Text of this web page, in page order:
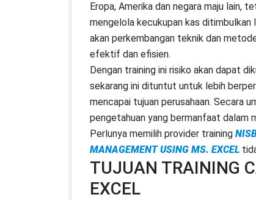
Eropa, Amerika dan negara maju lain,
mengelola kecukupan kas ditimbulkan
akan perkembangan teknik dan
efektif dan efisien.
Dengan training ini risiko akan dapat
sekarang ini dituntut untuk lebih
mencapai tujuan perusahaan. Secara
pengetahuan yang bermanfaat dalam
Perlunya memilih provider training
MANAGEMENT USING MS. EXCEL
TUJUAN TRAINING
EXCEL